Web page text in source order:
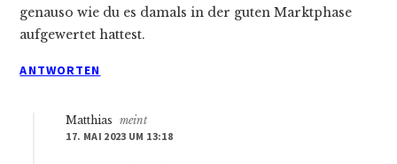
genauso wie du es damals in der guten Marktphase
aufgewertet hattest.
ANTWORTEN
Matthias
meint
17. MAI 2023 UM 13:18